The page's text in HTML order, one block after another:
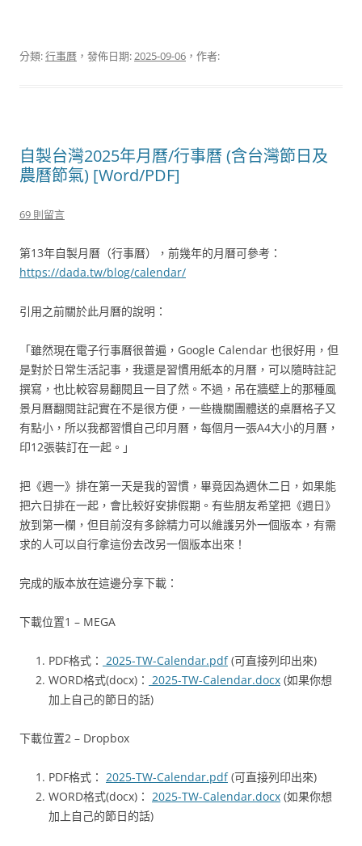
分類:行事曆 ，發佈日期:2025-09-06 ，作者:
自製台灣2025年月曆/行事曆 (含台灣節日及
農曆節氣) [Word/PDF]
69 則留言
第13年自製月曆（行事曆），前幾年的月曆可參考：
https://dada.tw/blog/calendar/
引用之前關於此月曆的說明：
「雖然現在電子行事曆很普遍，Google Calendar 也很好用，但
是對於日常生活記事，我還是習慣用紙本的月曆，可以隨時註記
撰寫，也比較容易翻閱且一目了然。不過，吊在牆壁上的那種風
景月曆翻閱註記實在不是很方便，一些機關團體送的桌曆格子又
有點小，所以我都習慣自己印月曆，每個月一張A4大小的月曆，
印12張裝訂在一起。」
把《週一》排在第一天是我的習慣，畢竟因為週休二日，如果能
把六日排在一起，會比較好安排假期。有些朋友希望把《週日》
放到第一欄，但目前沒有多餘精力可以維護另外一個版本，有需
求的人可以自行拿這份去改另一個版本出來！
完成的版本放在這邊分享下載：
下載位置1 – MEGA
PDF格式： 2025-TW-Calendar.pdf(可直接列印出來)
WORD格式(docx)： 2025-TW-Calendar.docx (如果你想
加上自己的節日的話)
下載位置2 – Dropbox
PDF格式： 2025-TW-Calendar.pdf(可直接列印出來)
WORD格式(docx)： 2025-TW-Calendar.docx (如果你想
加上自己的節日的話)